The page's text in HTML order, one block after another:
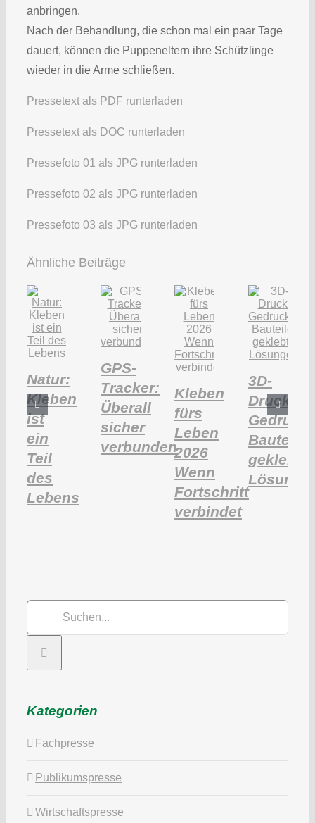
anbringen.
Nach der Behandlung, die schon mal ein paar Tage
dauert, können die Puppeneltern ihre Schützlinge
wieder in die Arme schließen.
Pressetext als PDF runterladen
Pressetext als DOC runterladen
Pressefoto 01 als JPG runterladen
Pressefoto 02 als JPG runterladen
Pressefoto 03 als JPG runterladen
Ähnliche Beiträge
Natur:
Kleben
ist
ein
Teil
des
Lebens
GPS-
Tracker:
Überall
sicher
verbunden
Kleben
fürs
Leben
2026
Wenn
Fortschritt
verbindet
3D-
Druck:
Bauteile,
geklebte
Kategorien
Fachpresse
Publikumspresse
Wirtschaftspresse